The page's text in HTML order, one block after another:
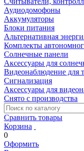
Аудиодомофоны
Аккумуляторы
Блоки питания
Альтернативная
Комплекты
Солнечные панели
Аксессуары для
Видеонаблюдение для
Сигнализация
Аксессуары для
Снято с производства
Сравнить товары
Корзина
0
Оформить